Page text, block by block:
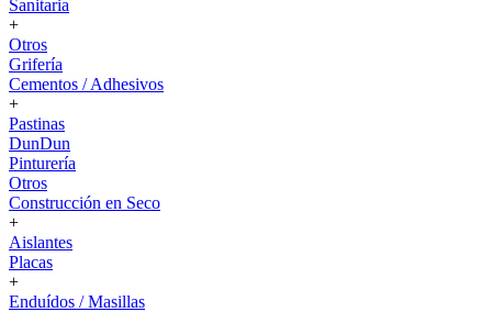
Sanitaria
+
Otros
Grifería
Cementos / Adhesivos
+
Pastinas
DunDun
Pinturería
Otros
Construcción en Seco
+
Aislantes
Placas
+
Enduídos / Masillas